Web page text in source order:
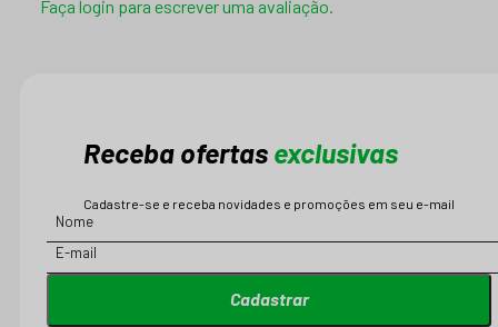
Faça login para escrever uma avaliação.
Receba ofertas exclusivas
Cadastre-se e receba novidades e promoções em seu e-mail
Cadastrar